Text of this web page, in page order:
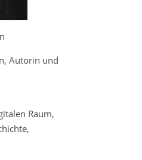
Autorin und
Raum,